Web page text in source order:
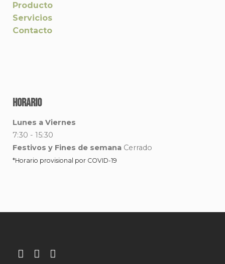
Producto
Servicios
Contacto
Horario
Lunes a Viernes
7:30 - 15:30
Festivos y Fines de semana Cerrado
*Horario provisional por COVID-19